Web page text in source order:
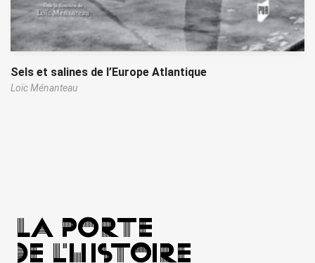
Sels et salines de l’Europe Atlantique
Loïc Ménanteau